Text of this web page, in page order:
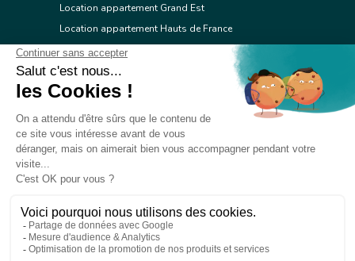
© 2026 Réseau immobilier l'Adresse
Location appartement Grand Est
Location appartement Hauts de France
Location appartement Ile de France
Location appartement Centre Val de Loire
Location appartement Occitanie
Location appartement Provence Alpes Côte d'Azur
Location appartement Corse